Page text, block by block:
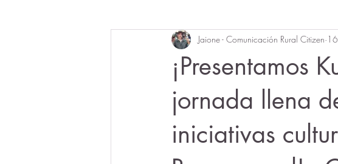
Innovación Rural Nueva Longevidad
¡Presentamos
jornada llena
iniciativas
Jaione - Comunicación Rural Citizen